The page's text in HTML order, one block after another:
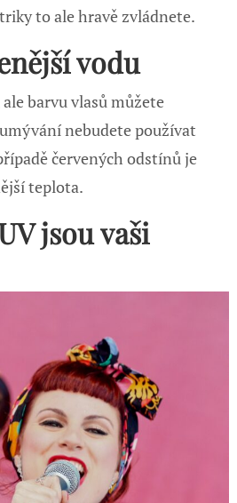
to ale hravě zvládnete.
vodu
barvu vlasů můžete
nebudete používat
červených odstínů je
teplota.
jsou vaši